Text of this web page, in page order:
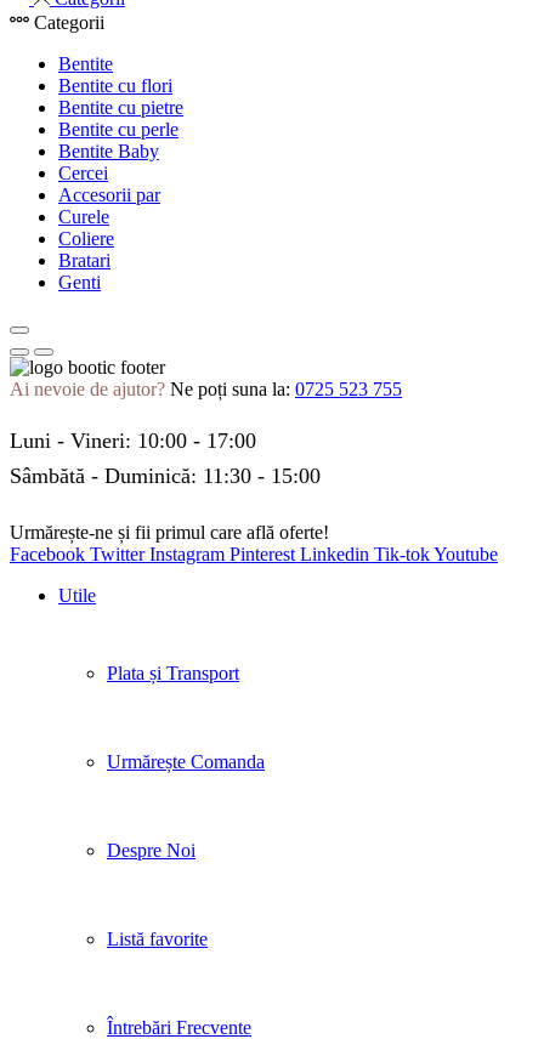
Categorii
Bentite
Bentite cu flori
Bentite cu pietre
Bentite cu perle
Bentite Baby
Cercei
Accesorii par
Curele
Coliere
Bratari
Genti
Ai nevoie de ajutor? Ne poți suna la: 0725 523 755
Luni - Vineri: 10:00 - 17:00
Sâmbătă - Duminică: 11:30 - 15:00
Urmărește-ne și fii primul care află oferte!
Facebook Twitter Instagram Pinterest Linkedin Tik-tokYoutube
Utile
Plata și Transport
Urmărește Comanda
Despre Noi
Listă favorite
Întrebări Frecvente